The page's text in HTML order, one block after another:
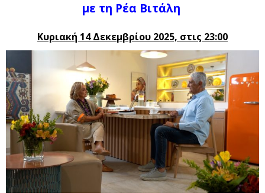
με τη Ρέα Βιτάλη
Κυριακή 14 Δεκεμβρίου 2025, στις 23:00